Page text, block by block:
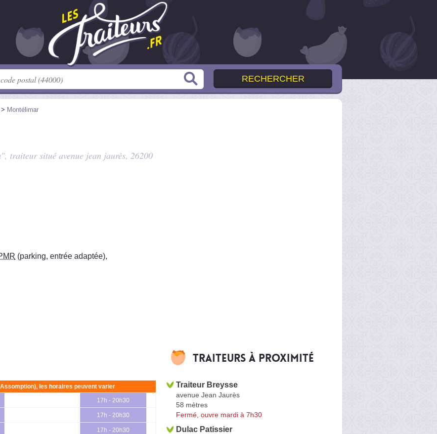
> Montélimar
traiteur situé avenue jean jaurès, 26200
(parking, entrée adaptée),
les horaires peuvent varier
17h - 20h30
17h - 20h30
17h - 20h30
Traiteurs à proximité
Traiteur Breysse
avenue Jean Jaurès
58 mètres
Fermé, ouvre mardi à 7h30
Dulac Patissier